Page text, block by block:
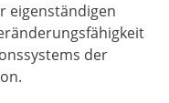
eigenständigen
der